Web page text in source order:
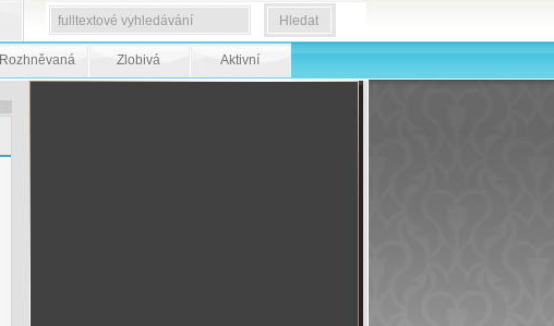
Rozhněvaná Zlobivá Aktivní